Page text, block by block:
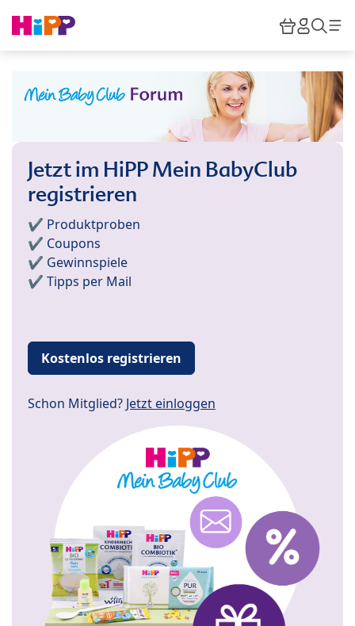
HiPP
Jetzt im HiPP Mein BabyClub
registrieren
✔️ Produktproben
✔️ Coupons
✔️ Gewinnspiele
✔️ Tipps per Mail
Kostenlos registrieren
Schon Mitglied? Jetzt einloggen